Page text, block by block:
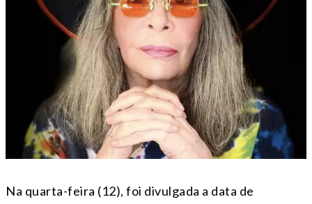
Na quarta-feira (12), foi divulgada a data de